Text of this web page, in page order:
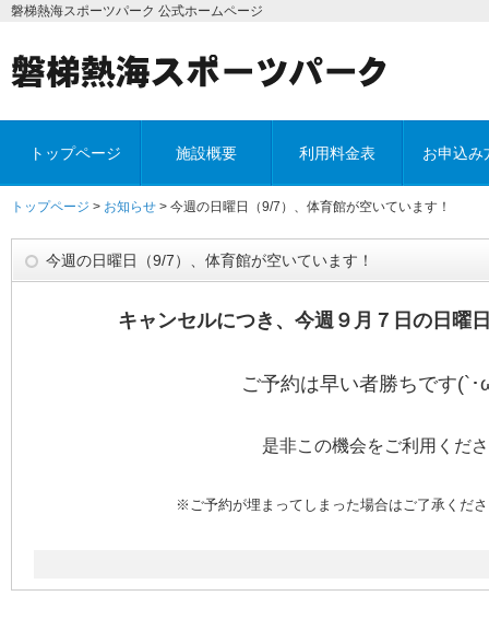
磐梯熱海スポーツパーク 公式ホームページ
トップページ 施設概要 利用料金表 お申込み
トップページ > お知らせ > 今週の日曜日（9/7）、体育館が空いています！
今週の日曜日（9/7）、体育館が空いています！
キャンセルにつき、今週９月７日の日曜
ご予約は早い者勝ちです(`･
是非この機会をご利用くだ
※ご予約が埋まってしまった場合はご了承くだ